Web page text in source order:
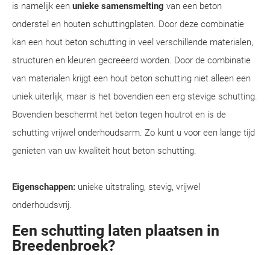
is namelijk een unieke samensmelting van een beton
onderstel en houten schuttingplaten. Door deze combinatie
kan een hout beton schutting in veel verschillende materialen,
structuren en kleuren gecreëerd worden. Door de combinatie
van materialen krijgt een hout beton schutting niet alleen een
uniek uiterlijk, maar is het bovendien een erg stevige schutting.
Bovendien beschermt het beton tegen houtrot en is de
schutting vrijwel onderhoudsarm. Zo kunt u voor een lange tijd
genieten van uw kwaliteit hout beton schutting.
Eigenschappen: unieke uitstraling, stevig, vrijwel
onderhoudsvrij.
Een schutting laten plaatsen in
Breedenbroek?